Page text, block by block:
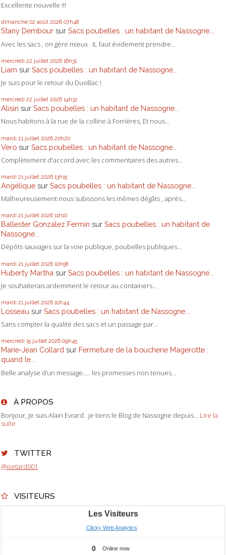
Excellente nouvelle !!!
dimanche 02 août 2026 07h48
Stany Dembour sur Sacs poubelles : un habitant de Nassogne...
Avec les sacs , on gère mieux . IL faut évidement prendre...
mercredi 22 juillet 2026 16h31
Liam sur Sacs poubelles : un habitant de Nassogne...
Je suis pour le retour du DuoBac !
mercredi 22 juillet 2026 14h32
Alisin sur Sacs poubelles : un habitant de Nassogne...
Nous habitons à la rue de la colline à Forrières, Et nous...
mardi 21 juillet 2026 20h20
Vero sur Sacs poubelles : un habitant de Nassogne...
Complètement d'accord avec les commentaires des autres...
mardi 21 juillet 2026 13h15
Angélique sur Sacs poubelles : un habitant de Nassogne...
Malheureusement nous subissons les mêmes dégâts , après...
mardi 21 juillet 2026 11h10
Ballester González Fermín sur Sacs poubelles : un habitant de
Nassogne...
Dépôts sauvages sur la voie publique, poubelles publiques...
mardi 21 juillet 2026 10h58
Huberty Martha sur Sacs poubelles : un habitant de Nassogne...
Je souhaiterais ardemment le retour au containers...
mardi 21 juillet 2026 10h44
Losseau sur Sacs poubelles : un habitant de Nassogne...
Sans compter la qualité des sacs et un passage par...
mercredi 15 juillet 2026 09h45
Marie-Jean Collard sur Fermeture de la boucherie Magerotte :
quand le...
Belle analyse d’un message….. les promesses non tenues...
À PROPOS
Bonjour, Je suis Alain Evrard. je tiens le Blog de Nassogne depuis... Lire la
suite
TWITTER
@petard001
VISITEURS